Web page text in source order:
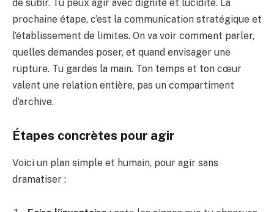
de subir. Tu peux agir avec dignité et lucidité. La
prochaine étape, c’est la communication stratégique et
l’établissement de limites. On va voir comment parler,
quelles demandes poser, et quand envisager une
rupture. Tu gardes la main. Ton temps et ton cœur
valent une relation entière, pas un compartiment
d’archive.
Étapes concrètes pour agir
Voici un plan simple et humain, pour agir sans
dramatiser :